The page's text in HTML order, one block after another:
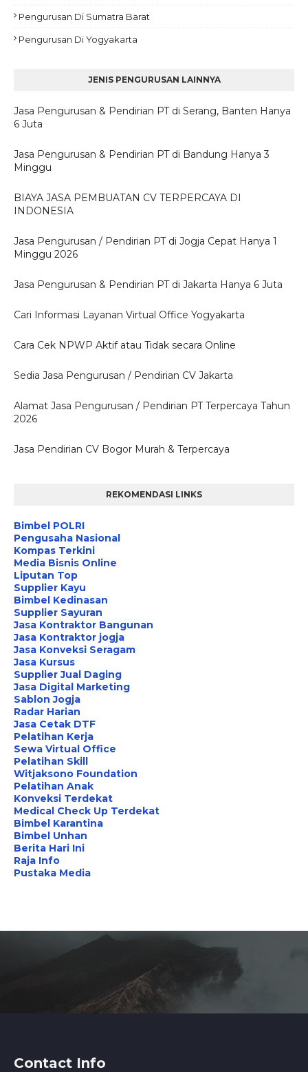
Pengurusan Di Sumatra Barat
Pengurusan Di Yogyakarta
JENIS PENGURUSAN LAINNYA
Jasa Pengurusan & Pendirian PT di Serang, Banten Hanya
6 Juta
Jasa Pengurusan & Pendirian PT di Bandung Hanya 3
Minggu
BIAYA JASA PEMBUATAN CV TERPERCAYA DI
INDONESIA
Jasa Pengurusan / Pendirian PT di Jogja Cepat Hanya 1
Minggu 2026
Jasa Pengurusan & Pendirian PT di Jakarta Hanya 6 Juta
Cari Informasi Layanan Virtual Office Yogyakarta
Cara Cek NPWP Aktif atau Tidak secara Online
Sedia Jasa Pengurusan / Pendirian CV Jakarta
Alamat Jasa Pengurusan / Pendirian PT Terpercaya Tahun
2026
Jasa Pendirian CV Bogor Murah & Terpercaya
REKOMENDASI LINKS
Bimbel POLRI
Pengusaha Nasional
Kompas Terkini
Media Bisnis Online
Liputan Top
Supplier Kayu
Bimbel Kedinasan
Supplier Sayuran
Jasa Kontraktor Bangunan
Jasa Kontraktor jogja
Jasa Konveksi Seragam
Jasa Kursus
Supplier Jual Daging
Jasa Digital Marketing
Sablon Jogja
Radar Harian
Jasa Cetak DTF
Pelatihan Kerja
Sewa Virtual Office
Pelatihan Skill
Witjaksono Foundation
Pelatihan Anak
Konveksi Terdekat
Medical Check Up Terdekat
Bimbel Karantina
Bimbel Unhan
Berita Hari Ini
Raja Info
Pustaka Media
Contact Info